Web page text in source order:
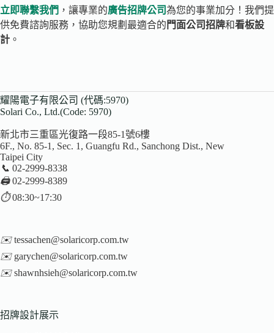
立即聯繫我們 ，讓專業的廣告招牌公司為您的事業加分！我們提
供免費諮詢服務，協助您規劃最適合的 門面公司招牌和看板設
計 。
耀陽電子有限公司 (代碼:5970)
Solari Co., Ltd.(Code: 5970)
新北市三重區光復路一段85-1號6樓
6F., No. 85-1, Sec. 1, Guangfu Rd., Sanchong Dist., New
Taipei City
📞 02-2999-8338
🖨️02-2999-8389
⏱️08:30~17:30
✉️ tessachen@solaricorp.com.tw
✉️ garychen@solaricorp.com.tw
✉️ shawnhsieh@solaricorp.com.tw
招牌設計展示